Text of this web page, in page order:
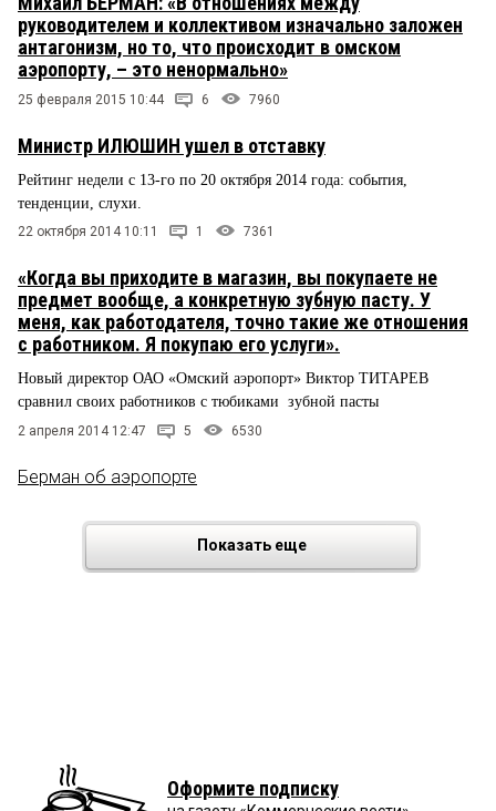
руководителем и коллективом изначально заложен
антагонизм, но то, что происходит в омском
аэропорту, – это ненормально»
25 февраля 2015 10:44 6 7960
Министр ИЛЮШИН ушел в отставку
Рейтинг недели с 13-го по 20 октября 2014 года: события,
тенденции, слухи.
22 октября 2014 10:11 1 7361
«Когда вы приходите в магазин, вы покупаете не
предмет вообще, а конкретную зубную пасту. У
меня, как работодателя, точно такие же отношения
с работником. Я покупаю его услуги».
Новый директор ОАО «Омский аэропорт» Виктор ТИТАРЕВ
сравнил своих работников с тюбиками зубной пасты
2 апреля 2014 12:47 5 6530
Берман об аэропорте
Показать еще
Оформите подписку